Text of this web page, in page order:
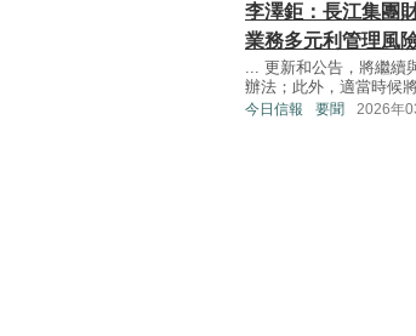
李澤鉅：長江集團
業務多元利管理風
... 更新和公告，將繼續
辦法；此外，適當時候
今日信報 要聞 2026年